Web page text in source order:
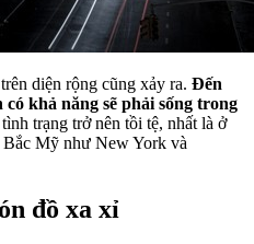
diện rộng cũng xảy ra. Đến
khả năng sẽ phải sống trong
trạng trở nên tồi tệ, nhất là ở
Mỹ như New York và
đồ xa xỉ